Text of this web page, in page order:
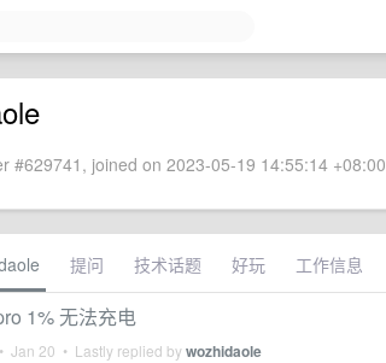
#629741, joined on 2023-05-19 14:55:14 +08:00
提问 技术话题 好玩 工作信息
1% 无法充电
• Jan 20 • Lastly replied bywozhidaole